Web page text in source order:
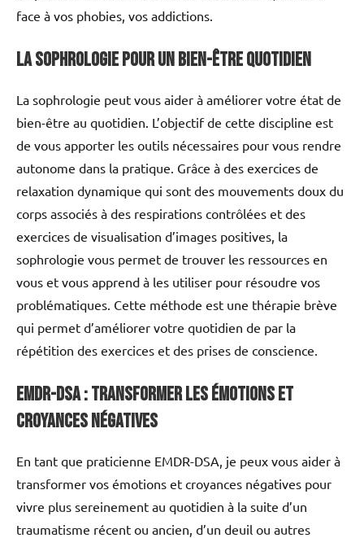
face à vos phobies, vos addictions.
La Sophrologie pour un Bien-être Quotidien
La sophrologie peut vous aider à améliorer votre état de
bien-être au quotidien. L’objectif de cette discipline est
de vous apporter les outils nécessaires pour vous rendre
autonome dans la pratique. Grâce à des exercices de
relaxation dynamique qui sont des mouvements doux du
corps associés à des respirations contrôlées et des
exercices de visualisation d’images positives, la
sophrologie vous permet de trouver les ressources en
vous et vous apprend à les utiliser pour résoudre vos
problématiques. Cette méthode est une thérapie brève
qui permet d’améliorer votre quotidien de par la
répétition des exercices et des prises de conscience.
EMDR-DSA : Transformer les Émotions et
Croyances Négatives
En tant que praticienne EMDR-DSA, je peux vous aider à
transformer vos émotions et croyances négatives pour
vivre plus sereinement au quotidien à la suite d’un
traumatisme récent ou ancien, d’un deuil ou autres